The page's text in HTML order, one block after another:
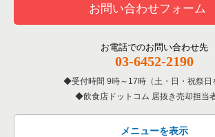
洋食の居抜き売却物件の案件一覧
その他の居抜き売却物件の案件一覧
柏市の飲食店の居抜き売却物件の案件一覧
館山市の飲食店の居抜き売却物件の案件一覧
千葉市花見川区の飲食店の居抜き売却物件の案
我孫子市の飲食店の居抜き売却物件の案件一覧
千葉県の居酒屋・ダイニングバーの居抜き売却
千葉県の和食の居抜き売却物件の案件一覧
千葉県の洋食の居抜き売却物件の案件一覧
千葉県のその他の居抜き売却物件の案件一覧
お問い合わせフォーム
お電話でのお問い合わせ先
03-6452-2190
受付時間 9時～17時（土・日・祝祭日
飲食店ドットコム 居抜き売却担当
メニューを表示